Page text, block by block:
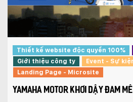
Thiết kế website độc quyền 100%
Giới thiệu công ty
Event - Sự
Landing Page - Microsite
YAMAHA MOTOR KHƠI DẬY ĐAM MÊ